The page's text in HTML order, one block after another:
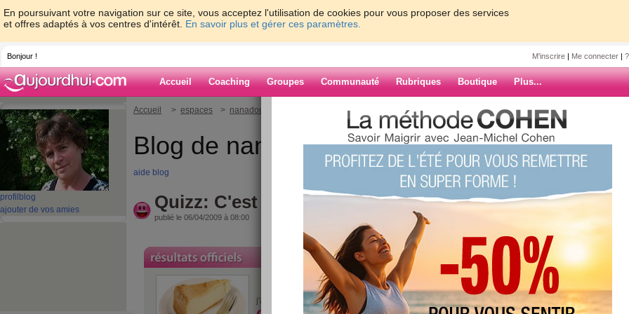
En poursuivant votre navigation sur ce site, vous acceptez l'utilisation de cookies pour vous proposer des services
et offres adaptés à vos centres d'intérêt. En savoir plus et gérer ces paramètres.
Bonjour ! M'inscrire | Me connecter |
Accueil Coaching Groupes Communauté Rubriques Boutique Plus...
profil blog
ajouter de vos amies
Accueil > espaces > nanadou > Quizz: C'est pas de la tarte !
Blog de nanadou
aide blog
Quizz: C'est pas de la tarte !
publié le 06/04/2009 à 08:00
j'ai fait 7/10 au quizz ARCHIVES